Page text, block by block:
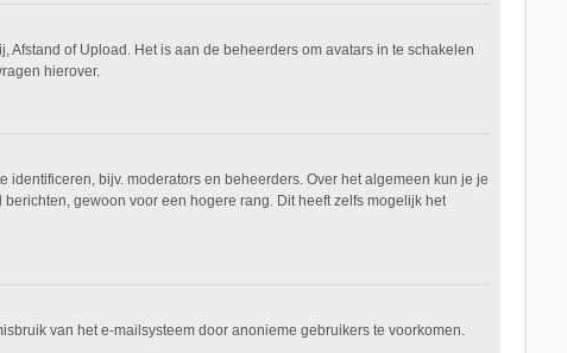
Afstand of Upload. Het is aan de beheerders om avatars in te schakelen
hierover.
bijv. moderators en beheerders. Over het algemeen kun je je
gewoon voor een hogere rang. Dit heeft zelfs mogelijk het
van het e-mailsysteem door anonieme gebruikers te voorkomen.